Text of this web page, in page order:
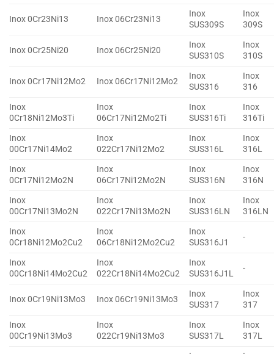
Inox 0Cr23Ni13 Inox 06Cr23Ni13
Inox
SUS309S
Inox
309S
Inox 0Cr25Ni20 Inox 06Cr25Ni20
Inox
SUS310S
Inox
310S
Inox 0Cr17Ni12Mo2 Inox 06Cr17Ni12Mo2
Inox
SUS316
Inox
316
Inox
0Cr18Ni12Mo3Ti
Inox
06Cr17Ni12Mo2Ti
Inox
SUS316Ti
Inox
316Ti
Inox
00Cr17Ni14Mo2
Inox
022Cr17Ni12Mo2
Inox
SUS316L
Inox
316L
Inox
0Cr17Ni12Mo2N
Inox
06Cr17Ni12Mo2N
Inox
SUS316N
Inox
316N
Inox
00Cr17Ni13Mo2N
Inox
022Cr17Ni13Mo2N
Inox
SUS316LN
Inox
316LN
Inox
0Cr18Ni12Mo2Cu2
Inox
06Cr18Ni12Mo2Cu2
Inox
SUS316J1
-
Inox
00Cr18Ni14Mo2Cu2
Inox
022Cr18Ni14Mo2Cu2
Inox
SUS316J1L
-
Inox 0Cr19Ni13Mo3 Inox 06Cr19Ni13Mo3
Inox
SUS317
Inox
317
Inox
00Cr19Ni13Mo3
Inox
022Cr19Ni13Mo3
Inox
SUS317L
Inox
317L